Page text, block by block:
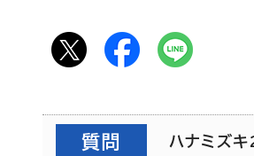
質問 ハナミズ